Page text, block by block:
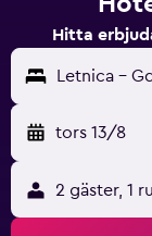
Hitta
Letnica -
tors 13/8
2 gäster, 1